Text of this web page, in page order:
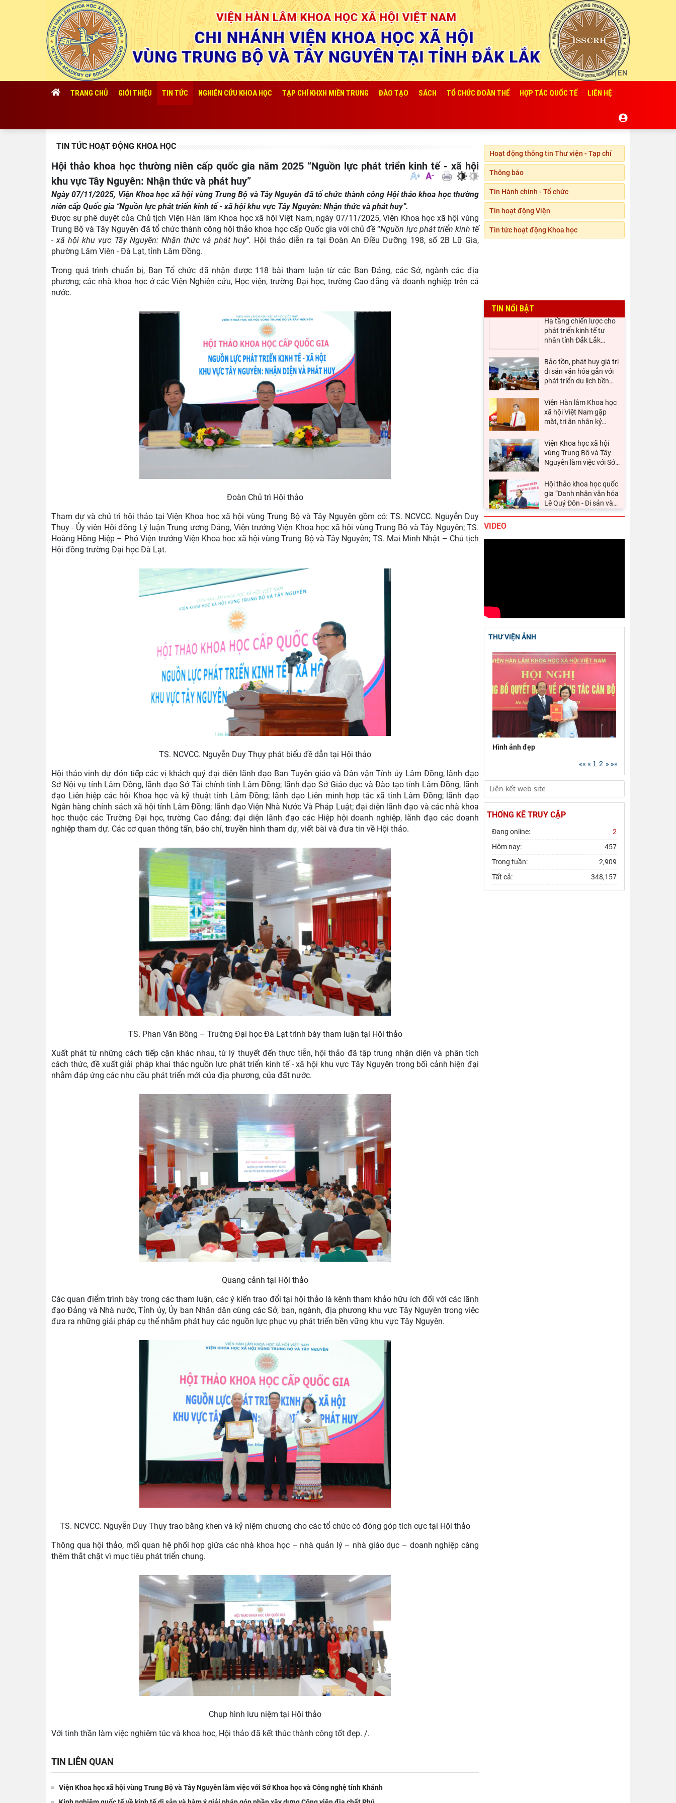
VI|EN
TRANG CHỦ GIỚI THIỆU TIN TỨC NGHIÊN CỨU KHOA HỌC TẠP CHÍ KHXH MIỀN TRUNG ĐÀO TẠO SÁCH TỔ CHỨC ĐOÀN THỂ HỢP TÁC QUỐC TẾ LIÊN HỆ
TIN TỨC HOẠT ĐỘNG KHOA HỌC
Hội thảo khoa học thường niên cấp quốc gia năm 2025 “Nguồn lực phát triển kinh tế - xã hội
khu vực Tây Nguyên: Nhận thức và phát huy”
Ngày 07/11/2025, Viện Khoa học xã hội vùng Trung Bộ và Tây Nguyên đã tổ chức thành công Hội thảo khoa học thường
niên cấp Quốc gia “Nguồn lực phát triển kinh tế - xã hội khu vực Tây Nguyên: Nhận thức và phát huy”.
Được sự phê duyệt của Chủ tịch Viện Hàn lâm Khoa học xã hội Việt Nam, ngày 07/11/2025, Viện Khoa học xã hội vùng
Trung Bộ và Tây Nguyên đã tổ chức thành công hội thảo khoa học cấp Quốc gia với chủ đề “Nguồn lực phát triển kinh tế
- xã hội khu vực Tây Nguyên: Nhận thức và phát huy”. Hội thảo diễn ra tại Đoàn An Điều Dưỡng 198, số 2B Lữ Gia,
phường Lâm Viên - Đà Lạt, tỉnh Lâm Đồng.
Trong quá trình chuẩn bị, Ban Tổ chức đã nhận được 118 bài tham luận từ các Ban Đảng, các Sở, ngành các địa
phương; các nhà khoa học ở các Viện Nghiên cứu, Học viện, trường Đại học, trường Cao đẳng và doanh nghiệp trên cả
nước.
Đoàn Chủ trì Hội thảo
Tham dự và chủ trì hội thảo tại Viện Khoa học xã hội vùng Trung Bộ và Tây Nguyên gồm có: TS. NCVCC. Nguyễn Duy
Thụy - Ủy viên Hội đồng Lý luận Trung ương Đảng, Viện trưởng Viện Khoa học xã hội vùng Trung Bộ và Tây Nguyên; TS.
Hoàng Hồng Hiệp – Phó Viện trưởng Viện Khoa học xã hội vùng Trung Bộ và Tây Nguyên; TS. Mai Minh Nhật – Chủ tịch
Hội đồng trường Đại học Đà Lạt.
TS. NCVCC. Nguyễn Duy Thụy phát biểu đề dẫn tại Hội thảo
Hội thảo vinh dự đón tiếp các vị khách quý đại diện lãnh đạo Ban Tuyên giáo và Dân vận Tỉnh ủy Lâm Đồng, lãnh đạo
Sở Nội vụ tỉnh Lâm Đồng, lãnh đạo Sở Tài chính tỉnh Lâm Đồng; lãnh đạo Sở Giáo dục và Đào tạo tỉnh Lâm Đồng, lãnh
đạo Liên hiệp các hội Khoa học và kỹ thuật tỉnh Lâm Đồng; lãnh dạo Liên minh hợp tác xã tỉnh Lâm Đồng; lãnh đạo
Ngân hàng chính sách xã hội tỉnh Lâm Đồng; lãnh đạo Viện Nhà Nước Và Pháp Luật; đại diện lãnh đạo và các nhà khoa
học thuộc các Trường Đại học, trường Cao đẳng; đại diện lãnh đạo các Hiệp hội doanh nghiệp, lãnh đạo các doanh
nghiệp tham dự. Các cơ quan thông tấn, báo chí, truyền hình tham dự, viết bài và đưa tin về Hội thảo.
TS. Phan Văn Bông – Trường Đại học Đà Lạt trình bày tham luận tại Hội thảo
Xuất phát từ những cách tiếp cận khác nhau, từ lý thuyết đến thực tiễn, hội thảo đã tập trung nhận diện và phân tích
cách thức, đề xuất giải pháp khai thác nguồn lực phát triển kinh tế - xã hội khu vực Tây Nguyên trong bối cảnh hiện đại
nhằm đáp ứng các nhu cầu phát triển mới của địa phương, của đất nước.
Quang cảnh tại Hội thảo
Các quan điểm trình bày trong các tham luận, các ý kiến trao đổi tại hội thảo là kênh tham khảo hữu ích đối với các lãnh
đạo Đảng và Nhà nước, Tỉnh ủy, Ủy ban Nhân dân cùng các Sở, ban, ngành, địa phương khu vực Tây Nguyên trong việc
đưa ra những giải pháp cụ thể nhằm phát huy các nguồn lực phục vụ phát triển bền vững khu vực Tây Nguyên.
TS. NCVCC. Nguyễn Duy Thụy trao bằng khen và kỷ niệm chương cho các tổ chức có đóng góp tích cực tại Hội thảo
Thông qua hội thảo, mối quan hệ phối hợp giữa các nhà khoa học – nhà quản lý – nhà giáo dục – doanh nghiệp càng
thêm thắt chặt vì mục tiêu phát triển chung.
Chụp hình lưu niệm tại Hội thảo
Với tinh thần làm việc nghiêm túc và khoa học, Hội thảo đã kết thúc thành công tốt đẹp. /.
TIN LIÊN QUAN
Viện Khoa học xã hội vùng Trung Bộ và Tây Nguyên làm việc với Sở Khoa học và Công nghệ tỉnh Khánh
Hoạt động thông tin Thư viện - Tạp chí
Thông báo
Tin Hành chính - Tổ chức
Tin hoạt động Viện
Tin tức hoạt động Khoa học
TIN NỔI BẬT
Viện Khoa học xã hội
vùng Trung Bộ và Tây
Nguyên làm việc với Sở…
Hội thảo khoa học quốc
gia “Danh nhân văn hóa
Lê Quý Đôn - Di sản và…
Viện Hàn lâm Khoa học
xã hội Việt Nam tham
Chủ tịch Viện Hàn lâm
Nam tiếp và làm việc…
tế “Không gian phát
triển Việt Nam trong kỷ
Rà soát công tác chuẩn
bị Hội thảo khoa học
quốc gia "Danh nhân
phát triển kinh tế tư
Bảo tồn, phát huy giá trị
di sản văn hóa gắn với
Viện Hàn lâm Khoa học
xã hội Việt Nam gặp
Viện Khoa học xã hội
vùng Trung Bộ và Tây
Hội thảo khoa học quốc
gia “Danh nhân văn hóa
Viện Hàn lâm Khoa học
xã hội Việt Nam tham
dự Hội nghị nghiên…
Rà soát công tác chuẩn
bị Hội thảo khoa học
Kinh nghiệm quốc tế về
giải pháp góp phần
Hạ tầng chiến lược cho
phát triển kinh tế tư
nhân tỉnh Đắk Lắk …
Bảo tồn, phát huy giá trị
Viện Hàn lâm Khoa học
xã hội Việt Nam gặp
mặt, tri ân nhân kỷ…
VIDEO
THƯ VIỆN ẢNH
Hình ảnh đẹp
«« « 1 2 » »»
THỐNG KÊ TRUY CẬP
Đang online:
2
Hôm nay:
457
Trong tuần:
2,909
Tất cả:
348,157